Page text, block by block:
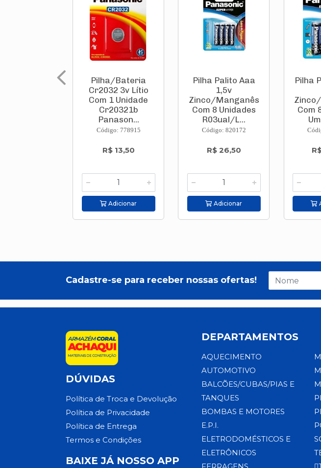
Pilha/Bateria
Cr2032 3v Lítio
Com 1 Unidade
Cr20321b
Panason...
Código: 778915
R$ 13,50
Adicionar
Pilha Palito Aaa
1,5v
Zinco/Manganês
Com 8 Unidades
R03ual/L...
Código: 820172
R$ 26,50
Adicionar
Pilha
Com
Cadastre-se para receber nossas ofertas!
DÚVIDAS
Política de Troca e Devolução
Política de Privacidade
Política de Entrega
Termos e Condições
BAIXE JÁ NOSSO APP
DEPARTAMENTOS
AQUECIMENTO
AUTOMOTIVO
BALCÕES/CUBAS/PIAS E
TANQUES
BOMBAS E MOTORES
E.P.I.
ELETRODOMÉSTICOS E
ELETRÔNICOS